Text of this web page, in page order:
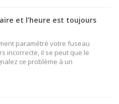
et l’heure est toujours
paramétré votre fuseau
incorrecte, il se peut que le
ce problème à un